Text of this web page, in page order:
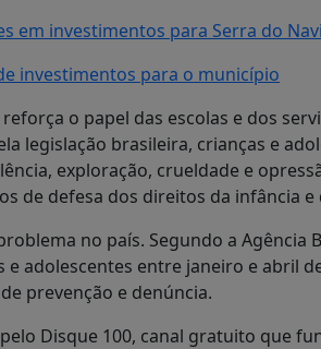
em investimentos para Serra do
investimentos para o município
o papel das escolas e dos
legislação brasileira, crianças e
exploração, crueldade e
de defesa dos direitos da infância e
no país. Segundo a Agência
e adolescentes entre janeiro e abril
prevenção e denúncia.
Disque 100, canal gratuito que